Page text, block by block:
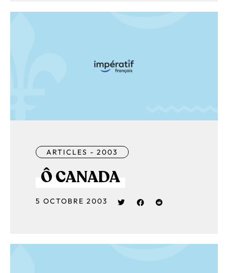
ARTICLES - 2003
Ô CANADA
5 OCTOBRE 2003